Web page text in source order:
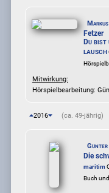
Fetzer
Du
LAUSCH
Mitwirkung:
Hörspielbearbeitung:
2016 (ca. 49-jährig)
Die
maritim
Buch